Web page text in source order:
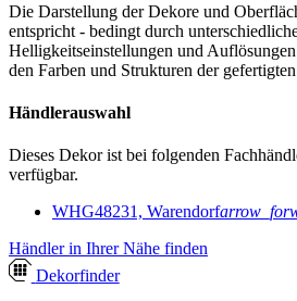
Die Darstellung der Dekore und
entspricht - bedingt durch
Helligkeitseinstellungen und
den Farben und Strukturen der
Händlerauswahl
Dieses Dekor ist bei folgenden
verfügbar.
WHG48231, Warendorf
Händler in Ihrer Nähe finden
Dekorfinder